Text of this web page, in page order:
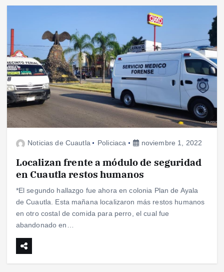
Noticias de Cuautla Policiaca noviembre 1, 2022
Localizan frente a módulo de seguridad
en Cuautla restos humanos
*El segundo hallazgo fue ahora en colonia Plan de Ayala
de Cuautla. Esta mañana localizaron más restos humanos
en otro costal de comida para perro, el cual fue
abandonado en…